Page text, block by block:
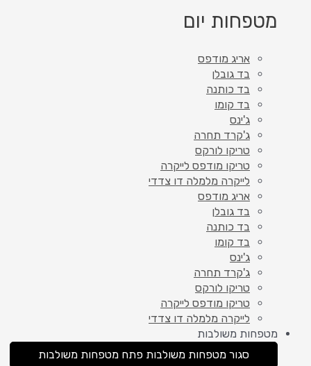
מטפחות יום
אריג מודפס
בד גובלן
בד כותנה
בד קומו
ג'ינס
ג'קרד תחרה
טריקו לורקס
טריקו מודפס לייקרה
לייקרה מלמלה דו צדדי
אריג מודפס
בד גובלן
בד כותנה
בד קומו
ג'ינס
ג'קרד תחרה
טריקו לורקס
טריקו מודפס לייקרה
לייקרה מלמלה דו צדדי
מטפחות משולבות
סגור מטפחות משולבות פתח מטפחות משולבות